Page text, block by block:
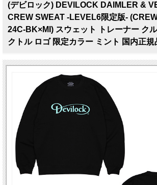
(デビロック) DEVILOCK DAIMLER &
CREW SWEAT -LEVEL6限定版-
24C-BK×MI) スウェット トレーナー ク
クトル ロゴ 限定カラー ミント 国内正規